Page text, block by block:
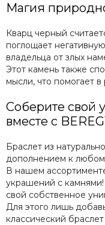
Магия
Кварц черный
поглощает
владельца от злых
Этот камень также
мысли, что помогает
Соберите свой
вместе с
Браслет из
дополнением к
В нашем
украшений с
свой собственное
Для этого лишь
классический